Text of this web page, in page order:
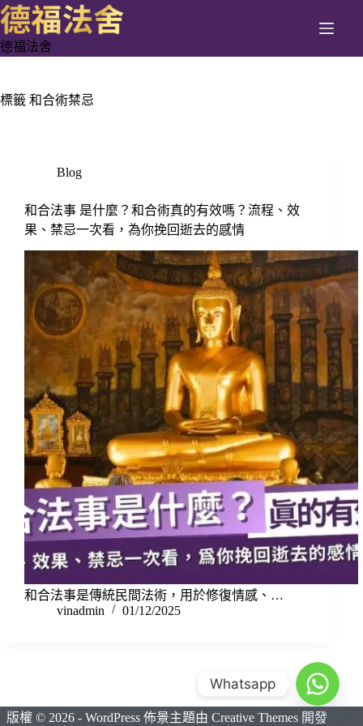
跳
至
主
容
德福法舍
標籤 和合術禁忌
Blog
和合法事 是什麼？和合術真的有效嗎？流程、效
果、禁忌一次看，為你挽回逝去的感情
和合法事是傳統民間法術，用於修復情感、…
vinadmin
01/12/2025
版權 © 2026 - WordPress 佈景主題由Creative Themes 開發
Whatsapp